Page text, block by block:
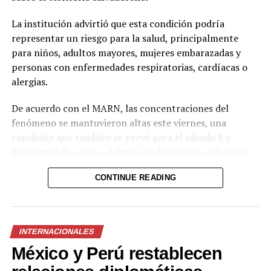
relación
extramatrimonial, a
quien amenazaba con
exponer material íntimo
y contarle a su esposa
si no le entregaba la
suma de 25 millones de
pesos.
pic.twitter.com/
— Colombia Oscura
(@ColombiaOscura)
August 8, 2026
La institución advirtió que esta condición podría
representar un riesgo para la salud, principalmente
para niños, adultos mayores, mujeres embarazadas y
personas con enfermedades respiratorias, cardíacas o
alergias.
De acuerdo con el MARN, las concentraciones del
fenómeno se mantuvieron altas este viernes, una
condición que también se prevé para el sábado 8 y
permanecerá brumosa y que el nivel de riesgo para la
Ante este escenario, el MARN recomendó a los grupos
más vulnerables evitar la exposición al aire libre y
utilizar mascarilla en caso de que necesiten salir de sus
viviendas.
CONTINUE READING
INTERNACIONALES
México y Perú restablecen